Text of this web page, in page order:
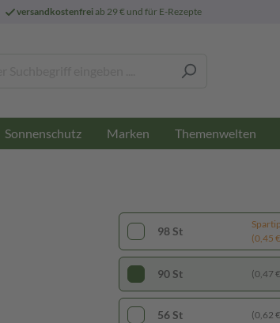
versandkostenfreiab 29 € und für E-Rezepte
Sonnenschutz Marken Themenwelten
98 St
(0,45
90 St (0,47
56 St (0,62